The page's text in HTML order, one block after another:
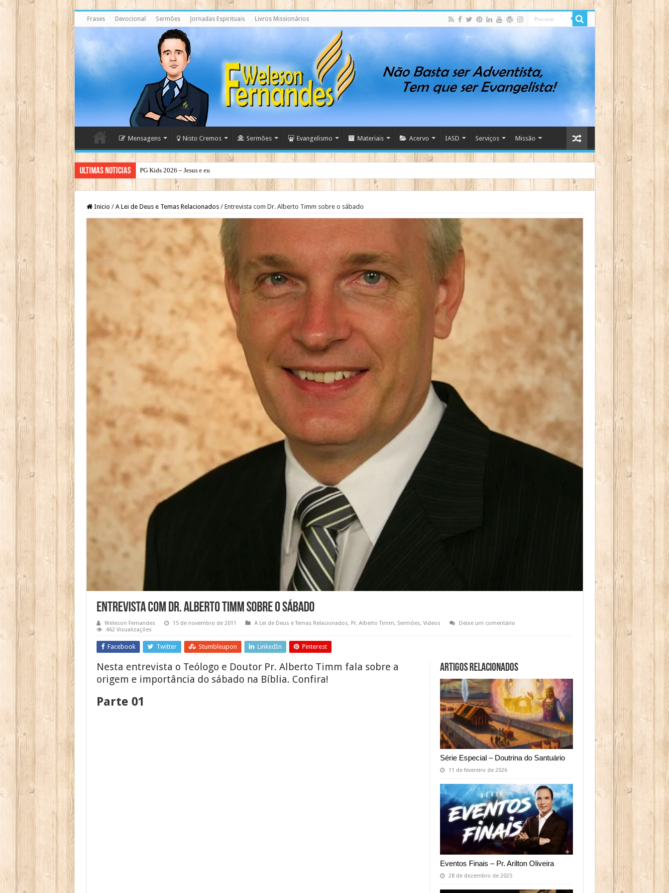
Frases Devocional Sermões Jornadas Espirituais Livros Missionários
Mensagens Nisto Cremos Sermões Evangelismo Materiais Acervo IASD Serviços Missão
Ultimas Noticias PG Kids 2026 – Jesus e eu
PG Teens 2026 – A Luz do Mundo
Inicio / A Lei de Deus e Temas Relacionados / Entrevista com Dr. Alberto Timm sobre o sábado
Entrevista com Dr. Alberto Timm sobre o sábado
Weleson Fernandes 15 de novembro de 2011 A Lei de Deus e Temas Relacionados, Pr. Alberto Timm, Sermões, Videos
Deixe um comentário
462 Visualizações
Facebook Twitter Stumbleupon LinkedIn Pinterest
Artigos relacionados
Série Especial – Doutrina do Santuário
11 de fevereiro de 2026
Eventos Finais – Pr. Arilton Oliveira
28 de dezembro de 2025
Nesta entrevista o Teólogo e Doutor Pr. Alberto Timm fala sobre a
origem e importância do sábado na Bíblia. Confira!
Parte 01